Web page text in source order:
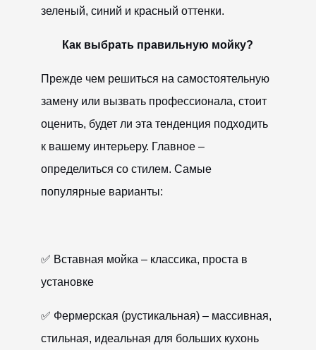
зеленый, синий и красный оттенки.
Как выбрать правильную мойку?
Прежде чем решиться на самостоятельную
замену или вызвать профессионала, стоит
оценить, будет ли эта тенденция подходить
к вашему интерьеру. Главное –
определиться со стилем. Самые
популярные варианты:
✅ Вставная мойка – классика, проста в
установке
✅ Фермерская (рустикальная) – массивная,
стильная, идеальная для больших кухонь
OK
CANCEL